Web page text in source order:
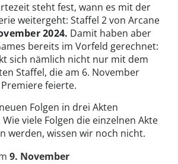
steht fest, wann es mit der
weitergeht: Staffel 2 von Arcane
2024. Damit haben aber
bereits im Vorfeld gerechnet:
sich nämlich nicht nur mit dem
Staffel, die am 6. November
feierte.
Folgen in drei Akten
viele Folgen die einzelnen Akte
werden, wissen wir noch nicht.
9. November